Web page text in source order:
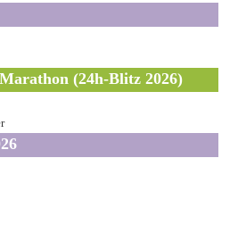
(24h-Blitz 2026)